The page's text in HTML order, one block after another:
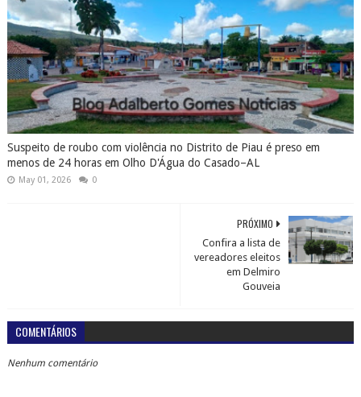
Suspeito de roubo com violência no Distrito de Piau é preso em
menos de 24 horas em Olho D'Água do Casado–AL
May 01, 2026 0
PRÓXIMO
Confira a lista de
vereadores eleitos
em Delmiro
Gouveia
COMENTÁRIOS
Nenhum comentário